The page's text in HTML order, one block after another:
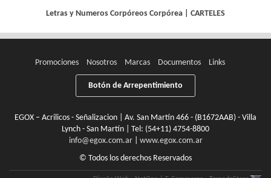
Letras y Numeros Corpóreos Corpórea CARTELES
Promociones Nosotros Marcas Documentos Links
Botón de Arrepentimiento
EGOX – Acrilicos - Señalizacion | Av. San Martín 466 - (B1672AAB) - Villa
Lynch - San Martín | Tel: (54+11) 4754-8800
info@egox.com.ar| www.egox.com.ar
© Todos los derechos Reservados